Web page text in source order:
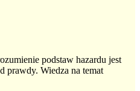
podstaw hazardu jest
prawdy. Wiedza na temat